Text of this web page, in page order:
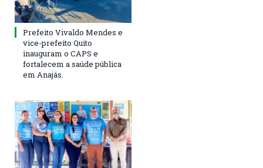
Prefeito Vivaldo Mendes e
vice-prefeito Quito
inauguram o CAPS e
fortalecem a saúde pública
em Anajás.